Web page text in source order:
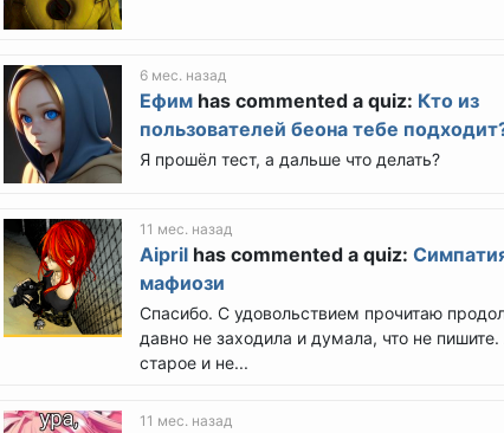
6 мес. назад
Ефим has commented a quiz: Кто из
пользователей беона тебе
Я прошёл тест, а дальше что делать?
11 мес. назад
Aipril has commented a quiz:
мафиози
Спасибо. С удовольствием прочитаю
давно не заходила и думала, что не
старое и не...
11 мес. назад